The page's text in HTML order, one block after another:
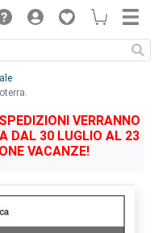
VERRANNO
DAL 30 LUGLIO AL 23
VACANZE!